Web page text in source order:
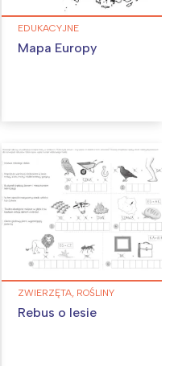
EDUKACYJNE
Mapa Europy
ZWIERZĘTA, ROŚLINY
Rebus o lesie